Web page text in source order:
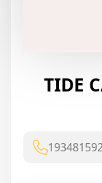
TIDE